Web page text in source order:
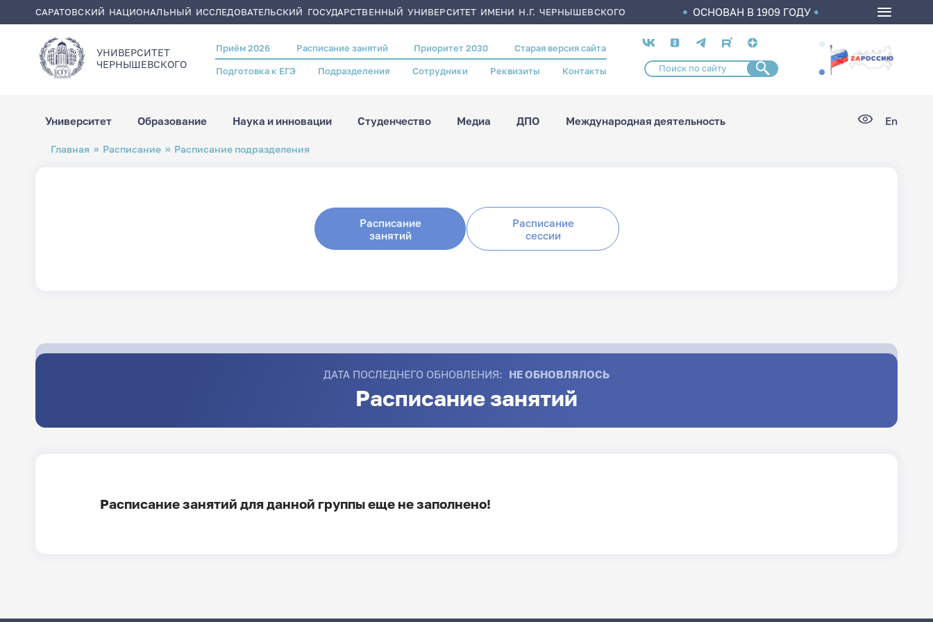
САРАТОВСКИЙ НАЦИОНАЛЬНЫЙ ИССЛЕДОВАТЕЛЬСКИЙ ГОСУДАРСТВЕННЫЙ УНИВЕРСИТЕТ ИМЕНИ Н.Г. ЧЕРНЫШЕВСКОГО ОСНОВАН В 1909 ГОДУ
УНИВЕРСИТЕТ
ЧЕРНЫШЕВСКОГO
Header
menu
Приём 2026 Расписание занятий Приоритет 2030 Старая версия сайта
Подготовка к ЕГЭ Подразделения Сотрудники Реквизиты Контакты
Социальные
сети
Университет Образование Наука и инновации Студенчество Медиа ДПО Международная деятельность En
Строка
навигации
Главная Расписание Расписание подразделения
Расписание
занятий
Расписание
сессии
ДАТА ПОСЛЕДНЕГО ОБНОВЛЕНИЯ: НЕ ОБНОВЛЯЛОСЬ
Расписание занятий
Расписание занятий для данной группы еще не заполнено!